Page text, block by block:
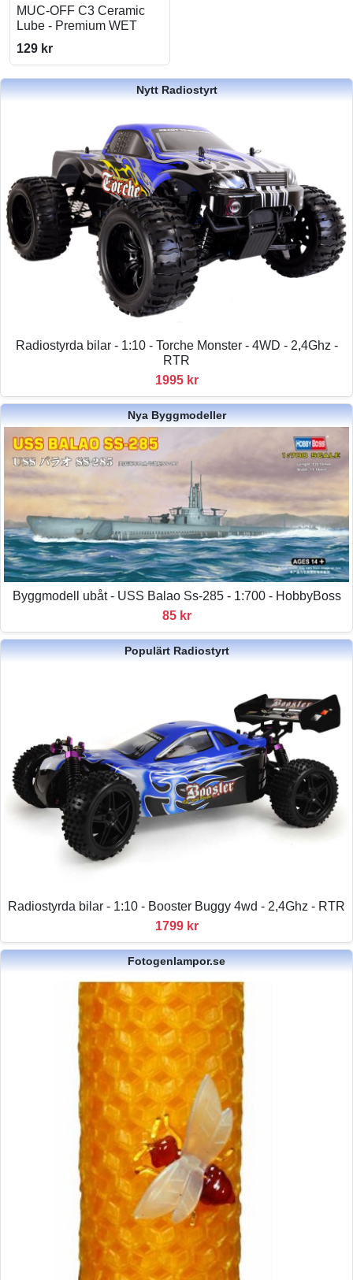
MUC-OFF C3 Ceramic
Lube - Premium WET
129 kr
Nytt Radiostyrt
Radiostyrda bilar - 1:10 - Torche Monster - 4WD - 2,4Ghz -
RTR
1995 kr
Nya Byggmodeller
Byggmodell ubåt - USS Balao Ss-285 - 1:700 - HobbyBoss
85 kr
Populärt Radiostyrt
Radiostyrda bilar - 1:10 - Booster Buggy 4wd - 2,4Ghz - RTR
1799 kr
Fotogenlampor.se